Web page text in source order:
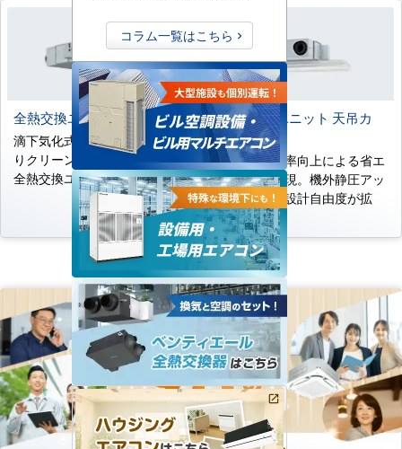
全熱交換ユニット 加湿付
滴下気化式加湿器の採用によ
りクリーンな加湿を実現した
全熱交換ユニット
全熱交換ユニット 天吊カ
セット形
全熱交換効率向上による省エ
ネ換気を実現。機外静圧アッ
プにより、設計自由度が拡
大。
コラム一覧はこちら